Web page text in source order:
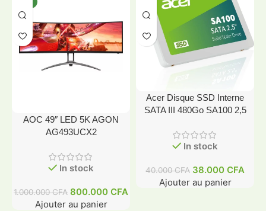
AOC 49″ LED 5K AGON
AG493UCX2
In stock
1.000.000CFA 800.000 CFA
Ajouter au panier
Acer Disque SSD Interne
SATA III 480Go SA100 2,5
In stock
40.000CFA 38.000 CFA
Ajouter au panier